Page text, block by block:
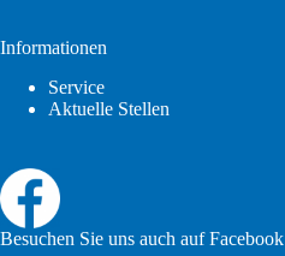
Informationen
Service
Aktuelle Stellen
Besuchen Sie uns auch auf Facebook